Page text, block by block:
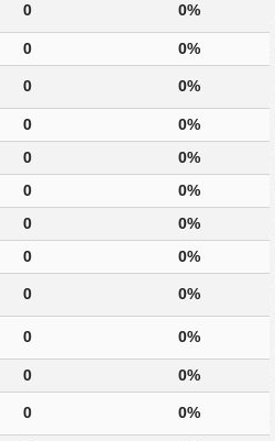
0 0%
0 0%
0 0%
0 0%
0 0%
0 0%
0 0%
0 0%
0 0%
0 0%
0 0%
0 0%